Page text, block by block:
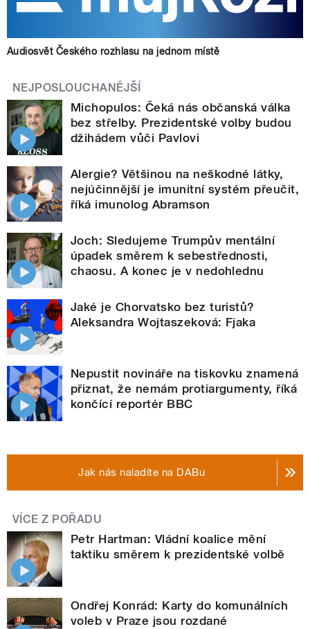
Audiosvět Českého rozhlasu na jednom místě
NEJPOSLOUCHANĚJŠÍ
Michopulos: Čeká nás občanská válka
bez střelby. Prezidentské volby budou
džihádem vůči Pavlovi
Alergie? Většinou na neškodné látky,
nejúčinnější je imunitní systém přeučit,
říká imunolog Abramson
Joch: Sledujeme Trumpův mentální
úpadek směrem k sebestřednosti,
chaosu. A konec je v nedohlednu
Jaké je Chorvatsko bez turistů?
Aleksandra Wojtaszeková: Fjaka
Nepustit novináře na tiskovku znamená
přiznat, že nemám protiargumenty, říká
končící reportér BBC
Jak nás naladíte na DABu
VÍCE Z POŘADU
Petr Hartman: Vládní koalice mění
taktiku směrem k prezidentské volbě
Ondřej Konrád: Karty do komunálních
voleb v Praze jsou rozdané